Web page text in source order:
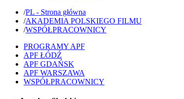
/PL - Strona główna
/AKADEMIA POLSKIEGO FILMU
/WSPÓŁPRACOWNICY
PROGRAMY APF
APF ŁÓDŹ
APF GDAŃSK
APF WARSZAWA
WSPÓŁPRACOWNICY